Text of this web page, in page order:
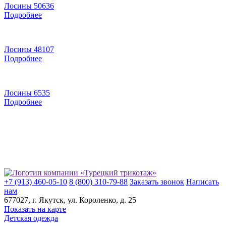
Лосины 50636
Подробнее
Лосины 48107
Подробнее
Лосины 6535
Подробнее
+7 (913) 460-05-10 8 (800) 310-79-88 Заказать звонок Написать
нам
677027, г. Якутск, ул. Короленко, д. 25
Показать на карте
Детская одежда